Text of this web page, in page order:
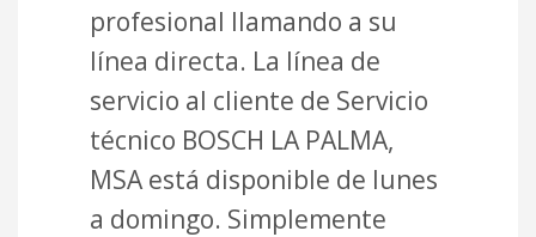
profesional llamando a su
línea directa. La línea de
servicio al cliente de Servicio
técnico BOSCH LA PALMA,
MSA está disponible de lunes
a domingo. Simplemente